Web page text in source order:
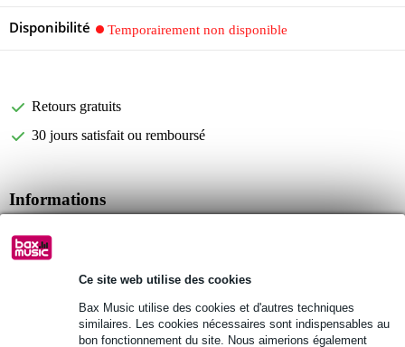
Ce site web utilise des cookies
Bax Music utilise des cookies et d'autres techniques
similaires. Les cookies nécessaires sont indispensables au
bon fonctionnement du site. Nous aimerions également
Disponibilité Temporairement non disponible
Retours gratuits
30 jours satisfait ou remboursé
Informations
Afficher toutes les caractéristiques du produit
Autres variantes (4)